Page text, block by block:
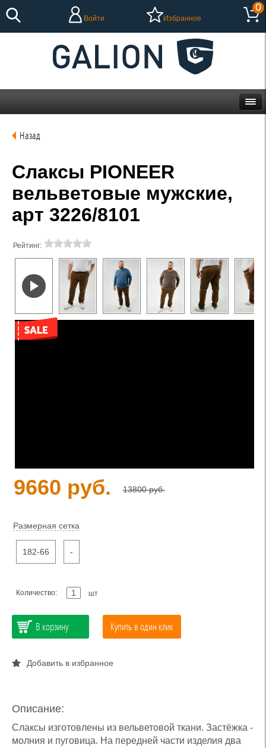
Войти Избранное
0
Назад
Слаксы PIONEER
вельветовые мужские,
арт 3226/8101
Рейтинг:
9660 руб. 13800 руб.
Размерная сетка
182-66 -
Количество: шт
В корзину Купить в один клик
Добавить в избранное
Описание:
Слаксы изготовлены из вельветовой ткани. Застёжка -
молния и пуговица. На передней части изделия два